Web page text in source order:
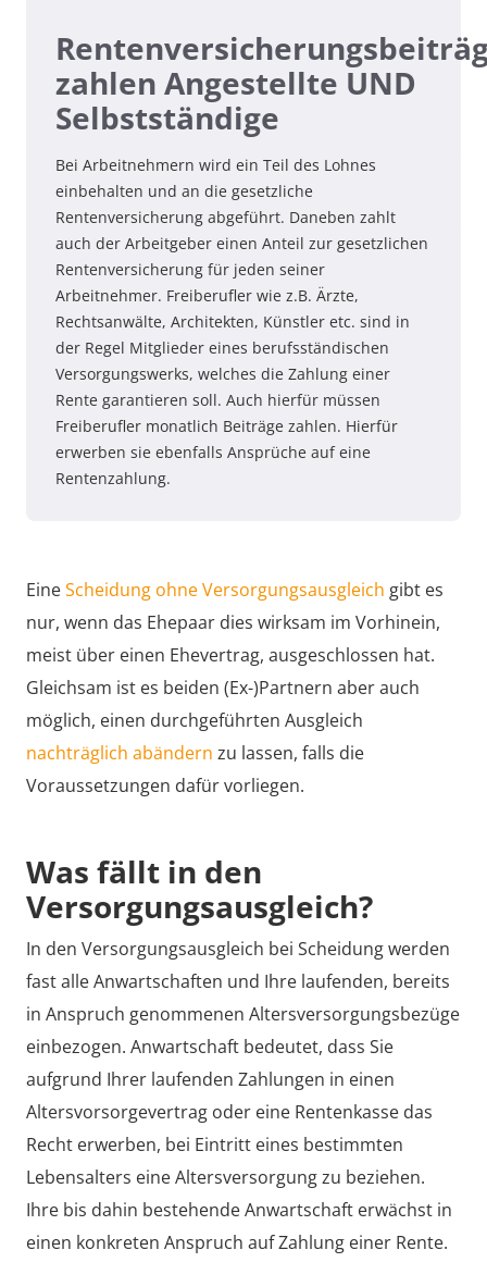
zahlen Angestellte UND
Selbstständige
Bei Arbeitnehmern wird ein Teil des Lohnes
einbehalten und an die gesetzliche
Rentenversicherung abgeführt. Daneben zahlt
auch der Arbeitgeber einen Anteil zur gesetzlichen
Rentenversicherung für jeden seiner
Arbeitnehmer. Freiberufler wie z.B. Ärzte,
Rechtsanwälte, Architekten, Künstler etc. sind in
der Regel Mitglieder eines berufsständischen
Versorgungswerks, welches die Zahlung einer
Rente garantieren soll. Auch hierfür müssen
Freiberufler monatlich Beiträge zahlen. Hierfür
erwerben sie ebenfalls Ansprüche auf eine
Rentenzahlung.
EineScheidung ohne Versorgungsausgleich gibt es
nur, wenn das Ehepaar dies wirksam im Vorhinein,
meist über einen Ehevertrag, ausgeschlossen hat.
Gleichsam ist es beiden (Ex-)Partnern aber auch
möglich, einen durchgeführten Ausgleich
nachträglich abändern zu lassen, falls die
Voraussetzungen dafür vorliegen.
Was fällt in den
Versorgungsausgleich?
In den Versorgungsausgleich bei Scheidung werden
fast alle Anwartschaften und Ihre laufenden, bereits
in Anspruch genommenen Altersversorgungsbezüge
einbezogen. Anwartschaft bedeutet, dass Sie
aufgrund Ihrer laufenden Zahlungen in einen
Altersvorsorgevertrag oder eine Rentenkasse das
Recht erwerben, bei Eintritt eines bestimmten
Lebensalters eine Altersversorgung zu beziehen.
Ihre bis dahin bestehende Anwartschaft erwächst in
einen konkreten Anspruch auf Zahlung einer Rente.